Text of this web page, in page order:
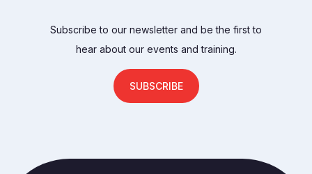
Subscribe to our newsletter and be the first to
hear about our events and training.
SUBSCRIBE